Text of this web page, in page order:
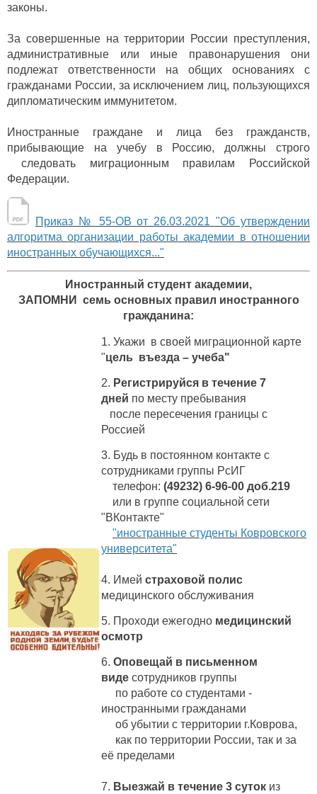
законы.
За совершенные на территории России преступления,
административные или иные правонарушения они
подлежат ответственности на общих основаниях с
гражданами России, за исключением лиц, пользующихся
дипломатическим иммунитетом.
Иностранные граждане и лица без гражданств,
прибывающие на учебу в Россию, должны строго
следовать миграционным правилам Российской
Федерации.
Приказ № 55-ОВ от 26.03.2021 "Об утверждении
алгоритма организации работы академии в отношении
иностранных обучающихся..."
Иностранный студент академии,
ЗАПОМНИ семь основных правил иностранного
гражданина:
1. Укажи в своей миграционной карте
"цель въезда – учеба"
2. Регистрируйся в течение 7
дней по месту пребывания
после пересечения границы с
Россией
3. Будь в постоянном контакте с
сотрудниками группы РсИГ
телефон: (49232) 6-96-00 доб.219
или в группе социальной сети
"ВКонтакте"
"иностранные студенты Ковровского
университета"
4. Имей страховой полис
медицинского обслуживания
5. Проходи ежегодно медицинский
осмотр
6. Оповещай в письменном
виде сотрудников группы
по работе со студентами -
иностранными гражданами
об убытии с территории г.Коврова,
как по территории России, так и за
её пределами
7. Выезжай в течение 3 суток из